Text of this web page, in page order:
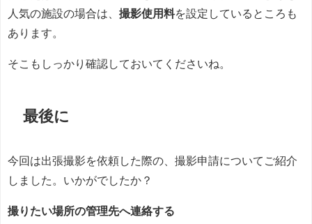
人気の施設の場合は、 撮影使用料を設定しているところも
あります。
そこもしっかり確認しておいてくださいね。
最後に
今回は出張撮影を依頼した際の、撮影申請についてご紹介
しました。いかがでしたか？
撮りたい場所の管理先へ連絡する